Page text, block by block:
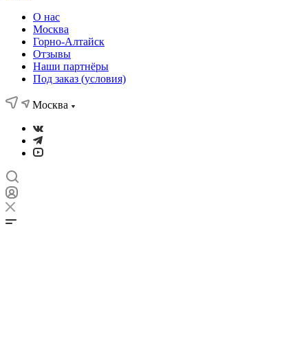
О нас
Москва
Горно-Алтайск
Отзывы
Наши партнёры
Под заказ (условия)
Москва